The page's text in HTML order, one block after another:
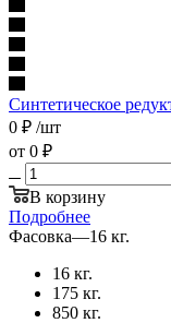
Синтетическое
0 ₽ /шт
от 0 ₽
В корзину
Подробнее
Фасовка—16 кг.
16 кг.
175 кг.
850 кг.